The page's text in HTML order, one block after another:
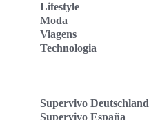
Lifestyle
Moda
Viagens
Technologia
Supervivo Deutschland
Supervivo España